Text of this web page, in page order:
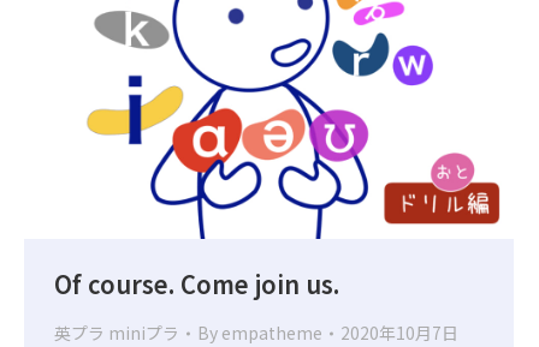
Of course. Come join us.
英プラ miniプラ By empatheme 2020年10月7日